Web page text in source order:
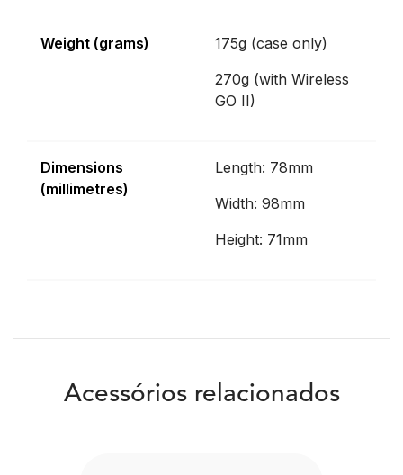
Weight (grams)
175g (case only)
270g (with Wireless
GO II)
Dimensions
(millimetres)
Length: 78mm
Width: 98mm
Height: 71mm
Acessórios relacionados